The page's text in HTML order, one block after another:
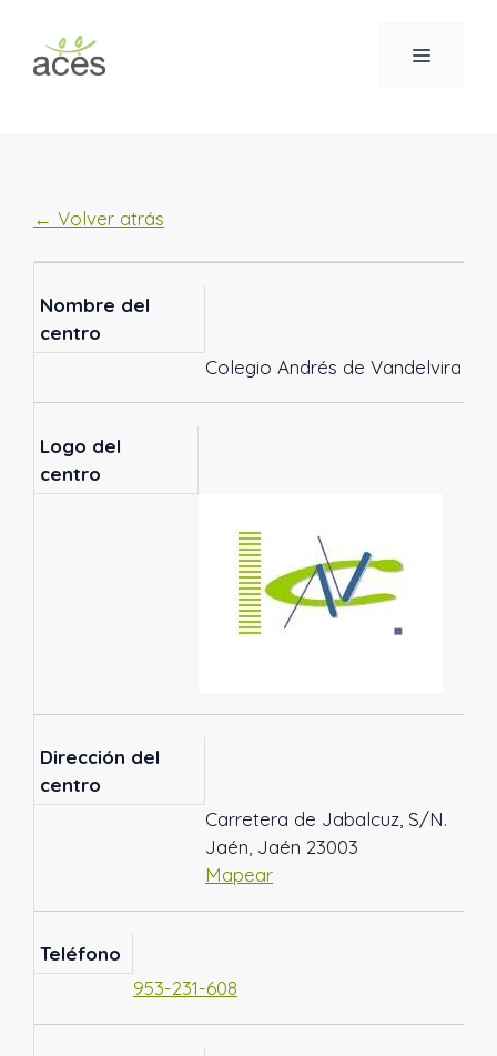
contenido
MENÚ
← Volver atrás
Nombre del
centro
Colegio Andrés de Vandelvira
Logo del
centro
Dirección del
centro
Carretera de Jabalcuz, S/N.
Jaén, Jaén 23003
Mapear
Teléfono
953-231-608